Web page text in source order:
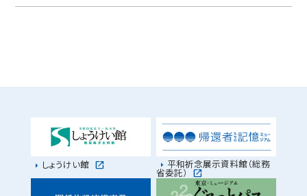
しょうけい館 平和祈念展示資料館（総務
省委託）